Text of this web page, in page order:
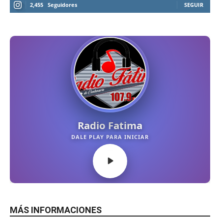
2,455 Seguidores SEGUIR
MÁS INFORMACIONES